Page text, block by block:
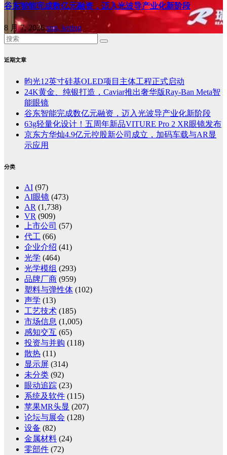
谷东智能完成数亿元融资，迈入光波导产业化新阶段
8 月 7, 2026sun, keting
近期文章
昀光12英寸硅基OLED项目主体工程正式启动
24K黄金、纯银打造，Caviar推出奢华版Ray-Ban Meta智
能眼镜
谷东智能完成数亿元融资，迈入光波导产业化新阶段
63g轻量化设计！五周年新品VITURE Pro 2 XR眼镜发布
京东方华灿4.9亿元控股新公司成立，加码车载与AR显
示应用
分类
AI (97)
AI眼镜 (473)
AR (1,738)
VR (909)
上市公司 (57)
代工 (66)
企业介绍 (41)
光学 (464)
光学模组 (293)
品牌厂商 (959)
塑料与弹性体 (102)
声学 (13)
工艺技术 (185)
市场信息 (1,005)
感知交互 (65)
投资与并购 (118)
散热 (11)
显示屏 (314)
未分类 (92)
眼动追踪 (23)
系统及软件 (115)
苹果MR头显 (207)
论坛与展会 (128)
设备 (82)
金属材料 (24)
零部件 (72)